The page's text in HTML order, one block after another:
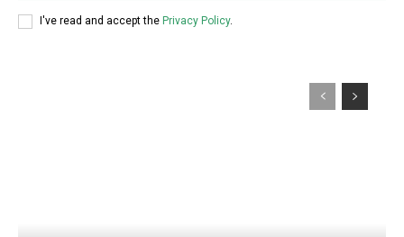
I've read and accept the Privacy Policy.